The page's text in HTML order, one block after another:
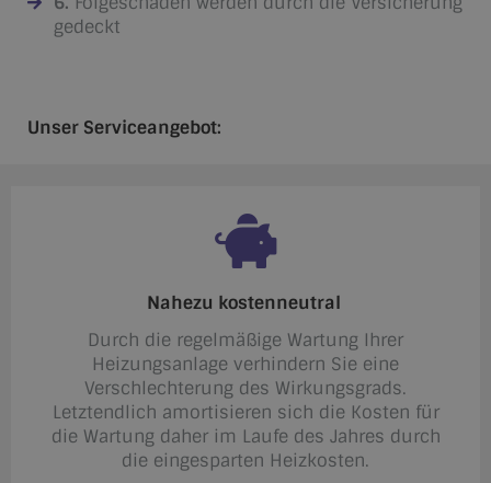
gedeckt
Unser Serviceangebot:
Nahezu kostenneutral
Durch die regelmäßige Wartung Ihrer
Heizungsanlage verhindern Sie eine
Verschlechterung des Wirkungsgrads.
Letztendlich amortisieren sich die Kosten für
die Wartung daher im Laufe des Jahres durch
die eingesparten Heizkosten.